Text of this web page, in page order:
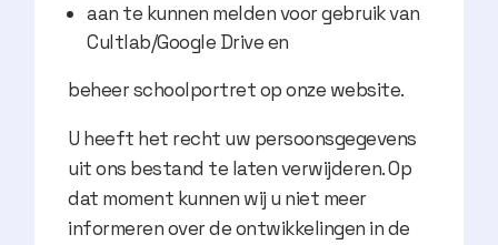
aan te kunnen melden voor gebruik van
Cultlab/Google Drive en
beheer schoolportret op onze website.
U heeft het recht uw persoonsgegevens
uit ons bestand te laten verwijderen. Op
dat moment kunnen wij u niet meer
informeren over de ontwikkelingen in de